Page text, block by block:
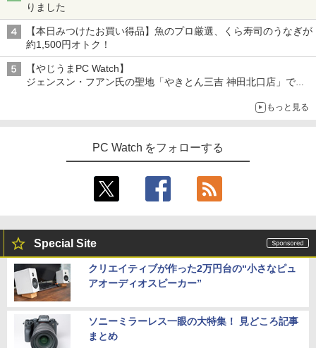
りました
【本日みつけたお買い得品】魚のプロ厳選、くら寿司のうなぎが
約1,500円オトク！
【やじうまPC Watch】
ジェンスン・フアン氏の聖地「やきとん三吉 神田北口店」で
～コース名を変更したのはNVIDIAに怒られたからではないもっと見る
PC Watch をフォローする
Special Site
クリエイティブが作った2万円台の“小さなピュ
アオーディオスピーカー”
ソニーミラーレス一眼の大特集！ 見どころ記事
まとめ